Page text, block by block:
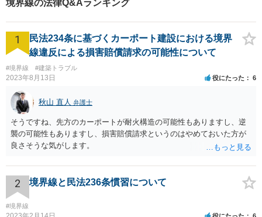
境界線の法律Q&Aランキング
1
民法234条に基づくカーポート建設における境界
線違反による損害賠償請求の可能性について
#境界線 #建築トラブル
2023年8月13日 役にたった 6
秋山 直人 弁護士
そうですね、先方のカーポートが耐火構造の可能性もありますし、逆
襲の可能性もありますし、損害賠償請求というのはやめておいた方が
良さそうな気がします。
2 境界線と民法236条慣習について
#境界線
役にたった 6